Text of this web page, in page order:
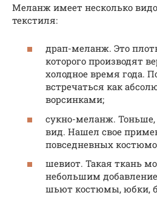
Меланж имеет несколько
текстиля:
драп-меланж. Это
которого производят
холодное время года.
встречаться как
ворсинками;
сукно-меланж.
вид. Нашел свое
повседневных
шевиот. Такая ткань
небольшим
шьют костюмы, юбки,